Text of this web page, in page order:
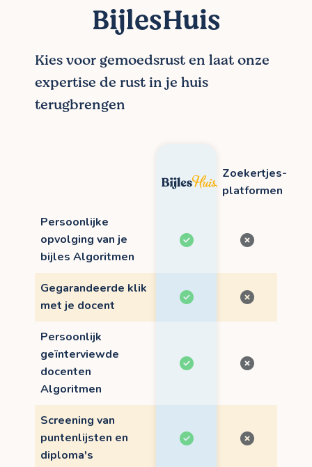
BijlesHuis
Kies voor gemoedsrust en laat onze
expertise de rust in je huis
terugbrengen
Zoekertjes-
platformen
Persoonlijke
opvolging van je
bijles Algoritmen
Gegarandeerde klik
met je docent
Persoonlijk
geïnterviewde
docenten
Algoritmen
Screening van
puntenlijsten en
diploma's